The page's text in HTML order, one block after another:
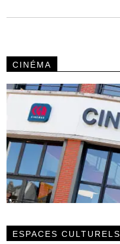
CINÉMA
ESPACES CULTURELS